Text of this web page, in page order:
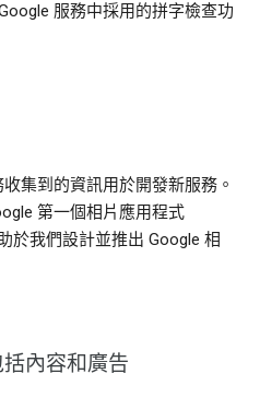
服務中採用的拼字檢查功
集到的資訊用於開發新服務。
第一個相片應用程式
於我們設計並推出 Google 相
內容和廣告